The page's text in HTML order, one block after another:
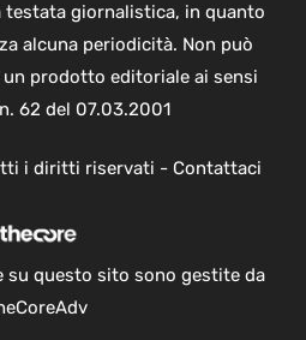
testata giornalistica, in quanto
alcuna periodicità. Non può
prodotto editoriale ai sensi
62 del 07.03.2001
i diritti riservati - Contattaci
su questo sito sono gestite da